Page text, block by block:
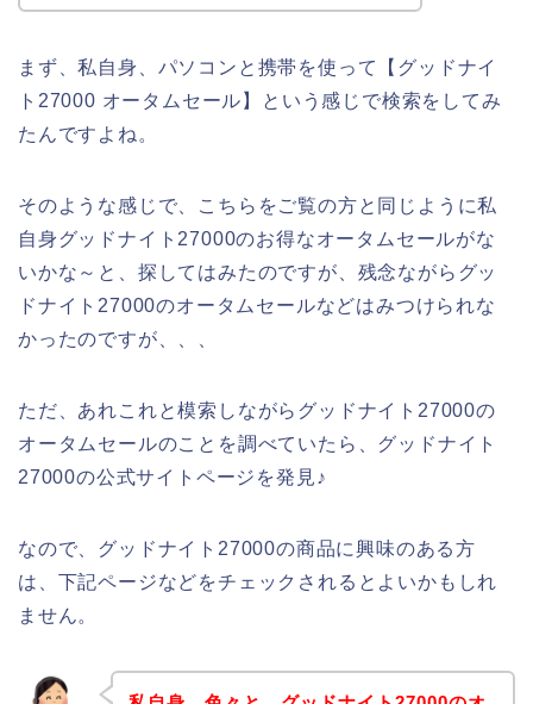
まず、私自身、パソコンと携帯を使って【グッドナイ
ト27000 オータムセール】という感じで検索をしてみ
たんですよね。
そのような感じで、こちらをご覧の方と同じように私
自身グッドナイト27000のお得なオータムセールがな
いかな～と、探してはみたのですが、残念ながらグッ
ドナイト27000のオータムセールなどはみつけられな
かったのですが、、、
ただ、あれこれと模索しながらグッドナイト27000の
オータムセールのことを調べていたら、グッドナイト
27000の公式サイトページを発見♪
なので、グッドナイト27000の商品に興味のある方
は、下記ページなどをチェックされるとよいかもしれ
ません。